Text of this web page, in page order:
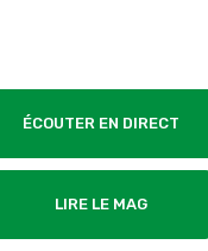
ÉCOUTER EN DIRECT
LIRE LE MAG